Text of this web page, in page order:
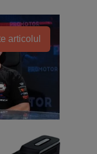
articolul